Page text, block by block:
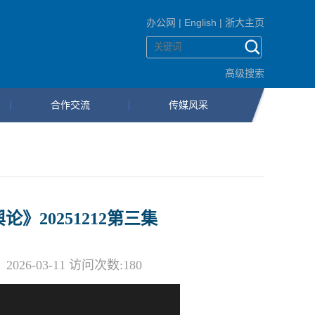
办公网 | English | 浙大主页
高级搜索
合作交流 传媒风采
》20251212第三集
03-11 访问次数:180